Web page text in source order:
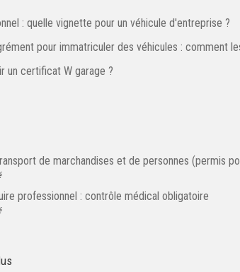
: quelle vignette pour un véhicule d'entreprise ?
pour immatriculer des véhicules : comment
un certificat W garage ?
de marchandises et de personnes (permis
professionnel : contrôle médical obligatoire